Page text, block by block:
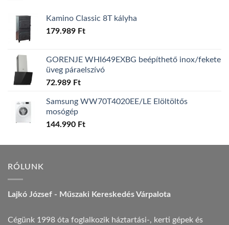
Kamino Classic 8T kályha
179.989 Ft
GORENJE WHI649EXBG beépíthető inox/fekete
üveg páraelszívó
72.989 Ft
Samsung WW70T4020EE/LE Elöltöltős
mosógép
144.990 Ft
RÓLUNK
Lajkó József - Műszaki Kereskedés Várpalota
Cégünk 1998 óta foglalkozik háztartási-, kerti gépek és